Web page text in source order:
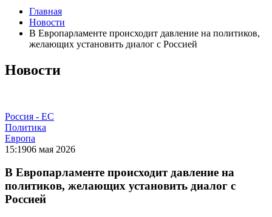
Главная
Новости
В Европарламенте происходит давление на политиков,
желающих установить диалог с Россией
Новости
Россия - ЕС
Политика
Европа
15:1906 мая 2026
В Европарламенте происходит давление на
политиков, желающих установить диалог с
Россией